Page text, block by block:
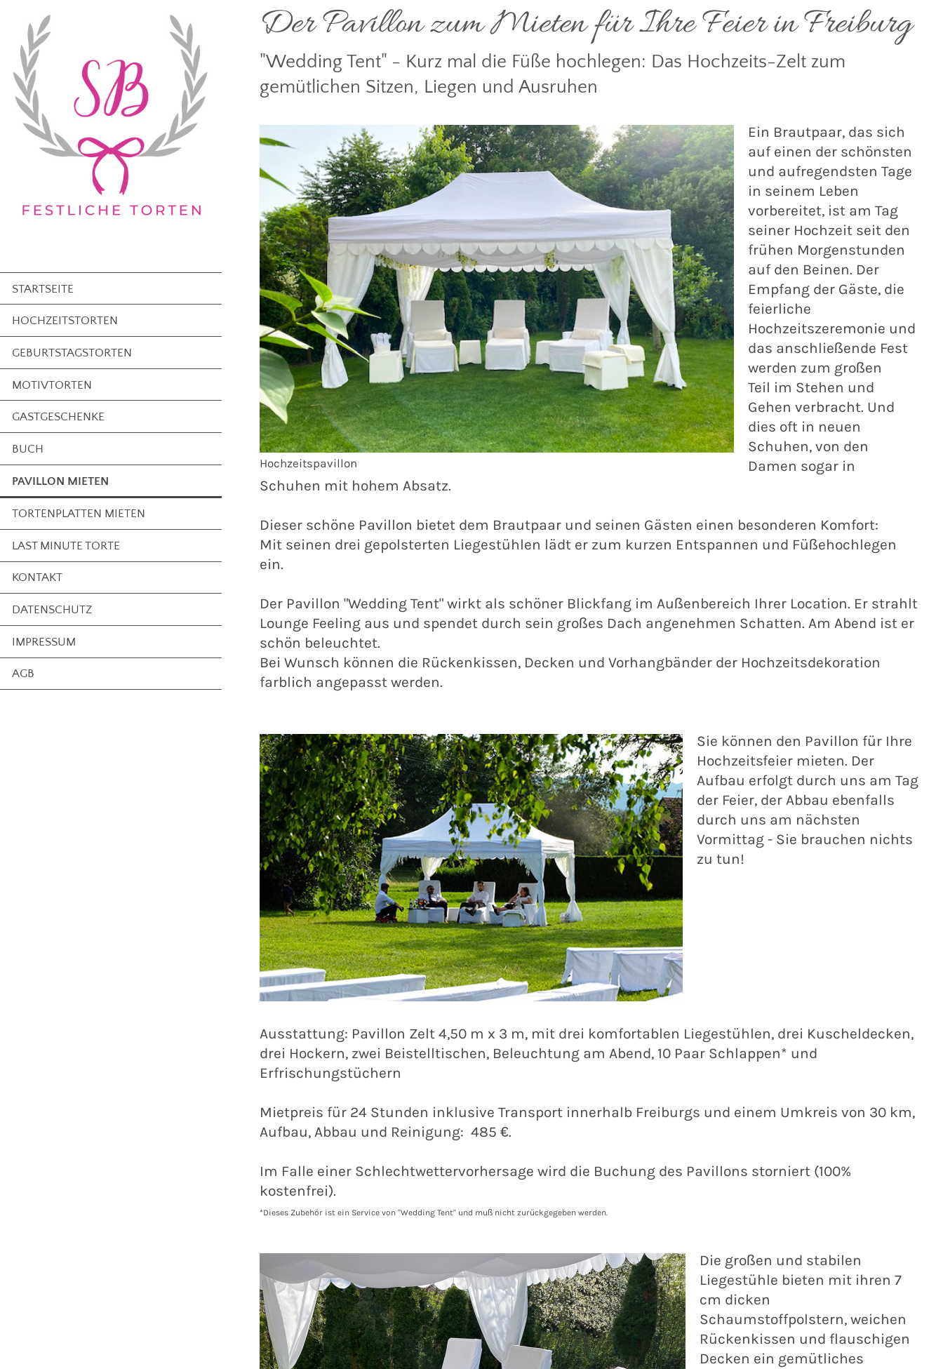
STARTSEITE
HOCHZEITSTORTEN
GEBURTSTAGSTORTEN
MOTIVTORTEN
GASTGESCHENKE
BUCH
PAVILLON MIETEN
TORTENPLATTEN MIETEN
LAST MINUTE TORTE
KONTAKT
DATENSCHUTZ
IMPRESSUM
AGB
Der Pavillon zum Mieten für Ihre Feier in Freiburg
"Wedding Tent" - Kurz mal die Füße hochlegen: Das Hochzeits-Zelt zum
gemütlichen Sitzen, Liegen und Ausruhen
Hochzeitspavillon
Ein Brautpaar, das sich
auf einen der schönsten
und aufregendsten Tage
in seinem Leben
vorbereitet, ist am Tag
seiner Hochzeit seit den
frühen Morgenstunden
auf den Beinen. Der
Empfang der Gäste, die
feierliche
Hochzeitszeremonie und
das anschließende Fest
werden zum großen
Teil im Stehen und
Gehen verbracht. Und
dies oft in neuen
Schuhen, von den
Damen sogar in
Schuhen mit hohem Absatz.
Dieser schöne Pavillon bietet dem Brautpaar und seinen Gästen einen besonderen Komfort:
Mit seinen drei gepolsterten Liegestühlen lädt er zum kurzen Entspannen und Füßehochlegen
ein.
Der Pavillon "Wedding Tent" wirkt als schöner Blickfang im Außenbereich Ihrer Location. Er strahlt
Lounge Feeling aus und spendet durch sein großes Dach angenehmen Schatten. Am Abend ist er
schön beleuchtet.
Bei Wunsch können die Rückenkissen, Decken und Vorhangbänder der Hochzeitsdekoration
farblich angepasst werden.
Sie können den Pavillon für Ihre
Hochzeitsfeier mieten. Der
Aufbau erfolgt durch uns am Tag
der Feier, der Abbau ebenfalls
durch uns am nächsten
Vormittag - Sie brauchen nichts
zu tun!
Ausstattung: Pavillon Zelt 4,50 m x 3 m, mit drei komfortablen Liegestühlen, drei Kuscheldecken,
drei Hockern, zwei Beistelltischen, Beleuchtung am Abend, 10 Paar Schlappen* und
Erfrischungstüchern
Mietpreis für 24 Stunden inklusive Transport innerhalb Freiburgs und einem Umkreis von 30 km,
Aufbau, Abbau und Reinigung: 485 €.
Im Falle einer Schlechtwettervorhersage wird die Buchung des Pavillons storniert (100%
kostenfrei).
*Dieses Zubehör ist ein Service von "Wedding Tent" und muß nicht zurückgegeben werden.
Die großen und stabilen
Liegestühle bieten mit ihren 7
cm dicken
Schaumstoffpolstern, weichen
Rückenkissen und flauschigen
Decken ein gemütliches